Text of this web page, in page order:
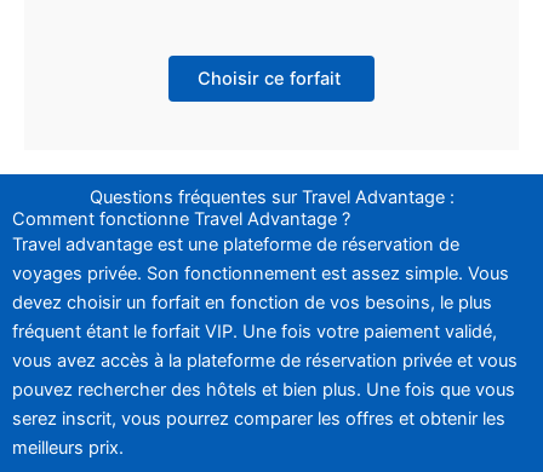
Choisir ce forfait
Questions fréquentes sur Travel Advantage :
Comment fonctionne Travel Advantage ?
Travel advantage est une plateforme de réservation de
voyages privée. Son fonctionnement est assez simple. Vous
devez choisir un forfait en fonction de vos besoins, le plus
fréquent étant le forfait VIP. Une fois votre paiement validé,
vous avez accès à la plateforme de réservation privée et vous
pouvez rechercher des hôtels et bien plus. Une fois que vous
serez inscrit, vous pourrez comparer les offres et obtenir les
meilleurs prix.